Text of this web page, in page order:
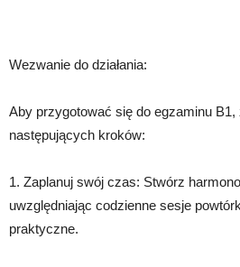
Wezwanie do działania:
Aby przygotować się do egzaminu
następujących kroków:
1. Zaplanuj swój czas: Stwórz
uwzględniając codzienne sesje
praktyczne.